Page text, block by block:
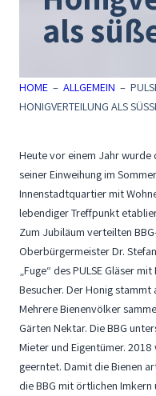
als
HOME – ALLGEMEIN –
HONIGVERTEILUNG ALS
Heute vor einem Jahr wurde
seiner Einweihung im
Innenstadtquartier mit
lebendiger Treffpunkt
Zum Jubiläum verteilten
Oberbürgermeister Dr.
„Fuge“ des PULSE Gläser
Besucher. Der Honig
Mehrere Bienenvölker
Gärten Nektar. Die BBG
Mieter und Eigentümer.
geerntet. Damit die Bienen
die BBG mit örtlichen